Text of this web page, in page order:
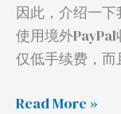
因此，介绍一下
使用境外
仅低手续费，而
Read More »